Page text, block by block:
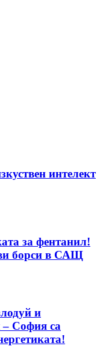
интелект
за фентанил!
борси в САЩ
и
– София са